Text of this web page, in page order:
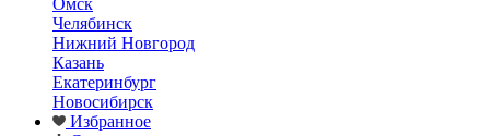
Омск
Челябинск
Нижний Новгород
Казань
Екатеринбург
Новосибирск
Избранное